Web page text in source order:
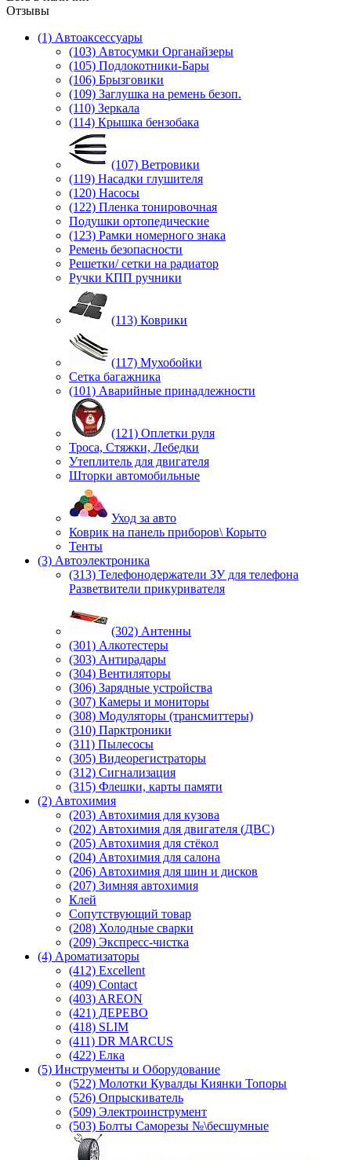
Отзывы
(1) Автоаксессуары
(103) Автосумки Органайзеры
(105) Подлокотники-Бары
(106) Брызговики
(109) Заглушка на ремень безоп.
(110) Зеркала
(114) Крышка бензобака
(107) Ветровики
(119) Насадки глушителя
(120) Насосы
(122) Пленка тонировочная
Подушки ортопедические
(123) Рамки номерного знака
Ремень безопасности
Решетки/ сетки на радиатор
Ручки КПП ручники
(113) Коврики
(117) Мухобойки
Сетка багажника
(101) Аварийные принадлежности
(121) Оплетки руля
Троса, Стяжки, Лебедки
Утеплитель для двигателя
Шторки автомобильные
Уход за авто
Коврик на панель приборов\ Корыто
Тенты
(3) Автоэлектроника
(313) Телефонодержатели ЗУ для телефона
Разветвители прикуривателя
(302) Антенны
(301) Алкотестеры
(303) Антирадары
(304) Вентиляторы
(306) Зарядные устройства
(307) Камеры и мониторы
(308) Модуляторы (трансмиттеры)
(310) Парктроники
(311) Пылесосы
(305) Видеорегистраторы
(312) Сигнализация
(315) Флешки, карты памяти
(2) Автохимия
(203) Автохимия для кузова
(202) Автохимия для двигателя (ДВС)
(205) Автохимия для стёкол
(204) Автохимия для салона
(206) Автохимия для шин и дисков
(207) Зимняя автохимия
Клей
Сопутствующий товар
(208) Холодные сварки
(209) Экспреcс-чистка
(4) Ароматизаторы
(412) Excellent
(409) Contact
(403) AREON
(421) ДЕРЕВО
(418) SLIM
(411) DR MARCUS
(422) Елка
(5) Инструменты и Оборудование
(522) Молотки Кувалды Киянки Топоры
(526) Опрыскиватель
(509) Электроинструмент
(503) Болты Саморезы №\бесшумные